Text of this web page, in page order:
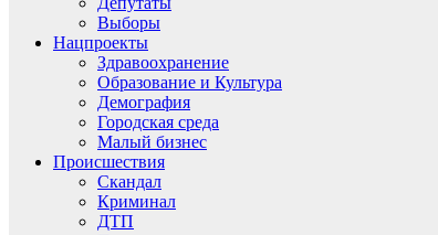
Выборы
Нацпроекты
Здравоохранение
Образование и Культура
Демография
Городская среда
Малый бизнес
Происшествия
Скандал
Криминал
ДТП